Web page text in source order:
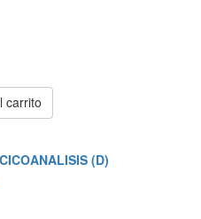
carrito
(D)